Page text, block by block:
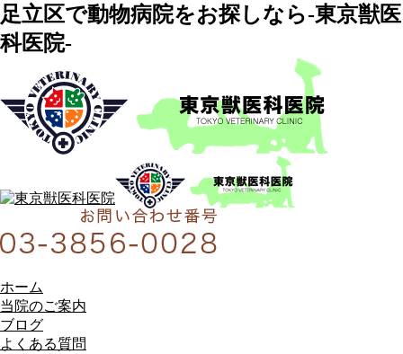
足立区で動物病院をお探しなら-東京獣医
科医院-
ホーム
当院のご案内
ブログ
よくある質問